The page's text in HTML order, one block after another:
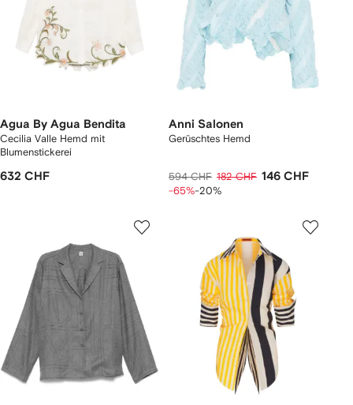
Agua By Agua Bendita
Cecilia Valle Hemd mit
Blumenstickerei
632 CHF
Anni Salonen
Gerüschtes Hemd
594 CHF 182 CHF 146 CHF
-65%-20%